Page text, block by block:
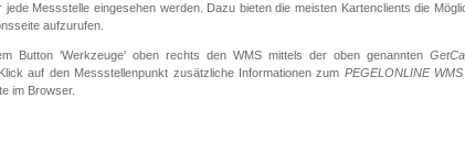
Messstelle eingesehen werden. Dazu bieten die meisten Kartenclients die
aufzurufen.
Button 'Werkzeuge' oben rechts den WMS mittels der oben genannten
auf den Messstellenpunkt zusätzliche Informationen zum PEGELONLINE WMS
im Browser.